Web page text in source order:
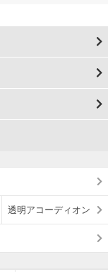
透明アコーディオン